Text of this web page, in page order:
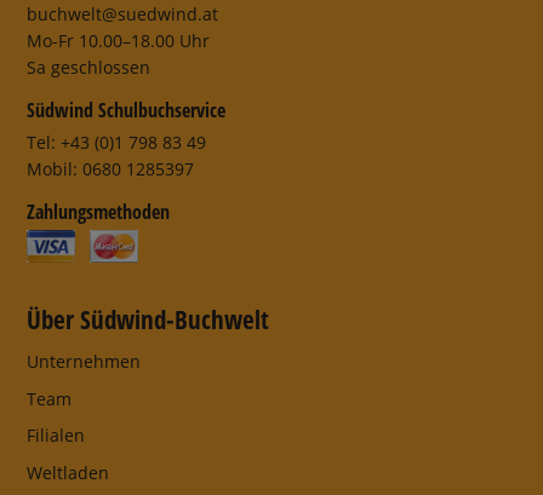
buchwelt@suedwind.at
Mo-Fr 10.00–18.00 Uhr
Sa geschlossen
Südwind Schulbuchservice
Tel: +43 (0)1 798 83 49
Mobil: 0680 1285397
Zahlungsmethoden
Über Südwind-Buchwelt
Unternehmen
Team
Filialen
Weltladen